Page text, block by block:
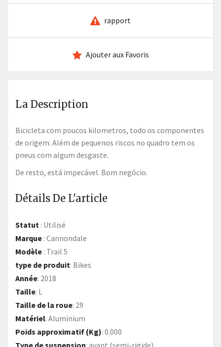
rapport
Ajouter aux Favoris
La Description
Bicicleta com poucos kilometros, todo os componentes
de origem. Além de pequenos riscos no quadro tem os
pneus com algum desgaste.
De resto, está impecável. Bom negócio.
Détails De L'article
Statut : Utilisé
Marque : Cannondale
Modèle : Trail 5
type de produit: Bikes
Année: 2018
Taille: L
Taille de la roue: 29
Matériel: Aluminium
Poids approximatif (Kg): 0.000